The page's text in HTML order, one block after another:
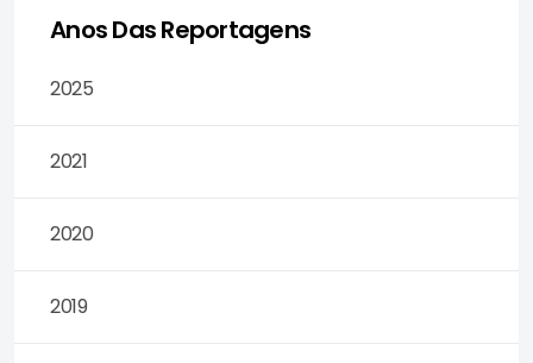
Anos Das Reportagens
2025
2021
2020
2019